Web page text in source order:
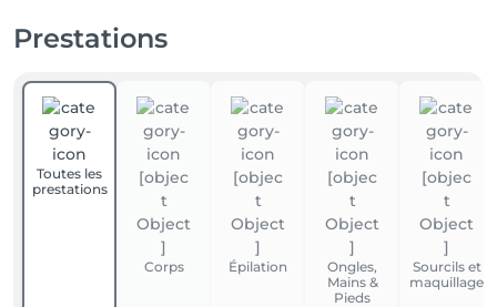
Nos prestations à quatre mains peuvent désormais
spécialistes s'occupent simultanément de vos mains
et de vos pieds, pour une mise en beauté complète
en moins de temps. Choisissez simplement une
prestation « à quatre mains » lors de votre
réservation.
Offre non cumulable. Hors bons et cartes cadeaux.
Prestations
Toutes les
prestations
Corps Épilation
Ongles,
Mains &
Pieds
Sourcils et
maquillage